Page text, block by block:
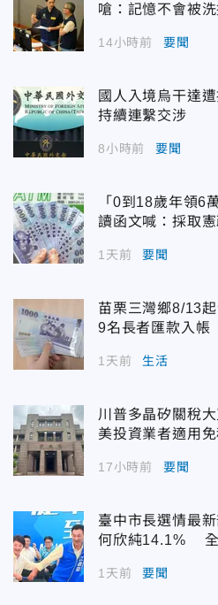
嗆：記憶不會被
14小時前 要聞
國人入境烏干達
持續連繫交涉
8小時前 要聞
「0到18歲年領6
讀函文喊：採取
1天前 要聞
苗栗三灣鄉8/13
9名長者匯款入帳
1天前 生活
川普多晶矽關稅
美投資業者適用
17小時前 要聞
臺中市長選情最
何欣純14.1% 全
1天前 要聞